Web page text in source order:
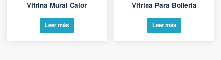
Vitrina Mural Calor
Leer más
Vitrina Para Bolleria
Leer más